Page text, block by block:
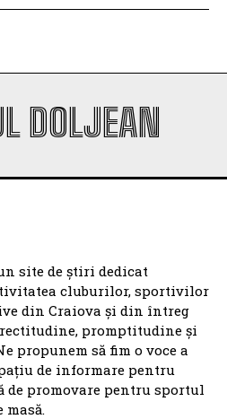
DOLJEAN
site de știri dedicat
cluburilor, sportivilor
din Craiova și din întreg
promptitudine și
propunem să fim o voce a
de informare pentru
promovare pentru sportul
masă.